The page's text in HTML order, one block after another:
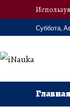
Суббота,
Главная